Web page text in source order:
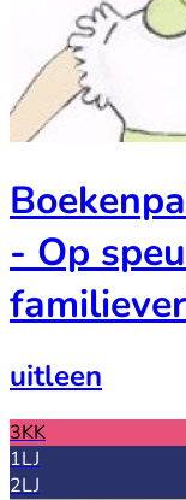
- Op
uitleen
3KK
1LJ
2LJ